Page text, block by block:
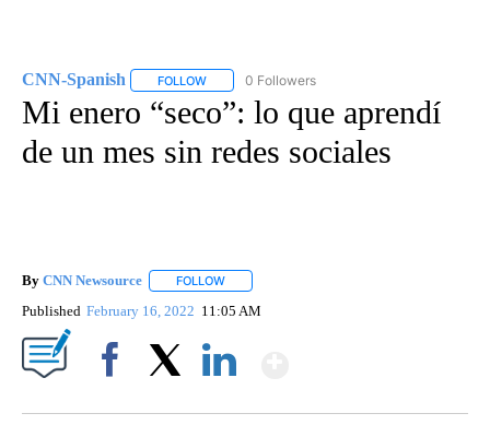
CNN-Spanish FOLLOW FOLLOW "CNN-SPANISH" TO RECEIVE
0 Followers
Mi enero “seco”: lo que aprendí
de un mes sin redes sociales
By CNN Newsource FOLLOW
Published February 16, 2022 11:05 AM